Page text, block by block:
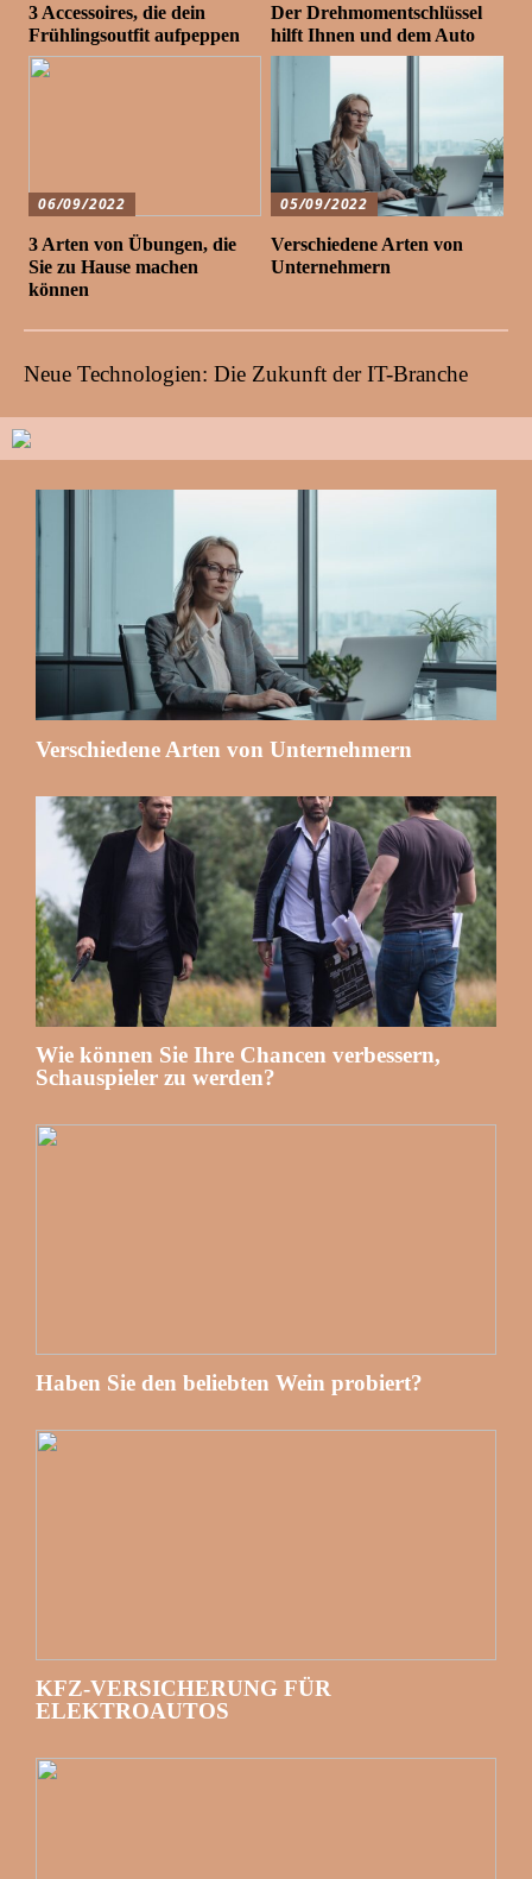
3 Accessoires, die dein
Frühlingsoutfit aufpeppen
Der Drehmomentschlüssel
hilft Ihnen und dem Auto
06/09/2022
3 Arten von Übungen, die
Sie zu Hause machen
können
05/09/2022
Verschiedene Arten von
Unternehmern
Neue Technologien: Die Zukunft der IT-Branche
Verschiedene Arten von Unternehmern
Wie können Sie Ihre Chancen verbessern,
Schauspieler zu werden?
Haben Sie den beliebten Wein probiert?
KFZ-VERSICHERUNG FÜR
ELEKTROAUTOS